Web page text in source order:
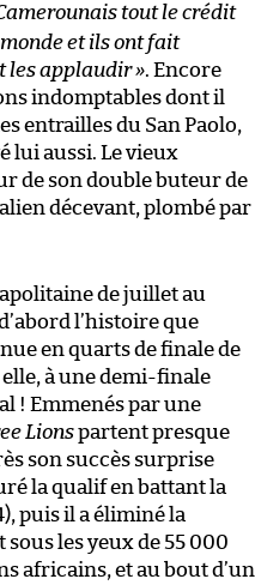
tout le crédit
et ils ont fait
les applaudir ». Encore
indomptables dont il
entrailles du San Paolo,
lui aussi. Le vieux
de son double buteur de
décevant, plombé par
de juillet au
l’histoire que
en quarts de finale de
elle, à une demi-finale
! Emmenés par une
Lionspartent presque
son succès surprise
la qualif en battant la
puis il a éliminé la
les yeux de 55 000
africains, et au bout d’un